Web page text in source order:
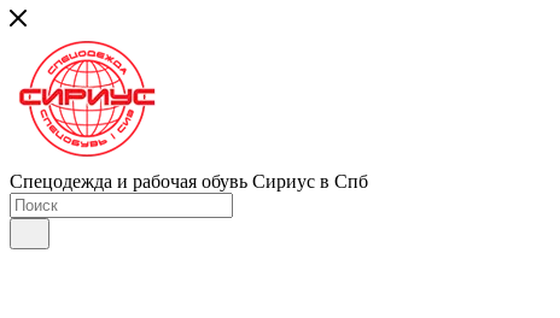
Спецодежда и рабочая обувь Сириус в Спб